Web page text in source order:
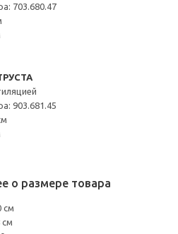
703.680.47
903.681.45
о размере товара
см
см